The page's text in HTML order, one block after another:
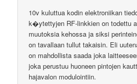
10v kuluttua kodin elektroniikan
k�ytettyjen RF-linkkien on todettu
muutoksia kehossa ja siksi
on tavallaan tullut takaisin. Eli
on mahdollista saada joka
joka perustuu huoneen pintojen
hajavalon modulointiin.